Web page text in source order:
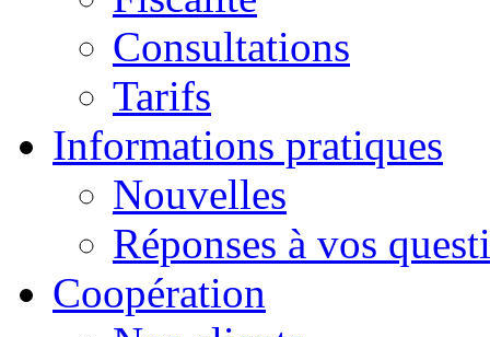
Consultations
Tarifs
Informations pratiques
Nouvelles
Réponses à vos
Сoopération